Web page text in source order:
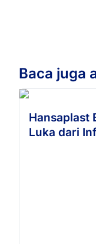
Baca juga
Hansaplast
Luka dari